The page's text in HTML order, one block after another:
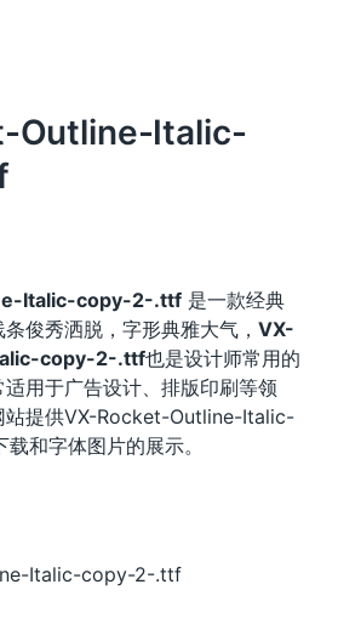
Outline-Italic-
Italic-copy-2-.ttf 是一款经典
俊秀洒脱，字形典雅大气， VX-
copy-2-.ttf也是设计师常用的
用于广告设计、排版印刷等领
站提供VX-Rocket-Outline-Italic-
和字体图片的展示。